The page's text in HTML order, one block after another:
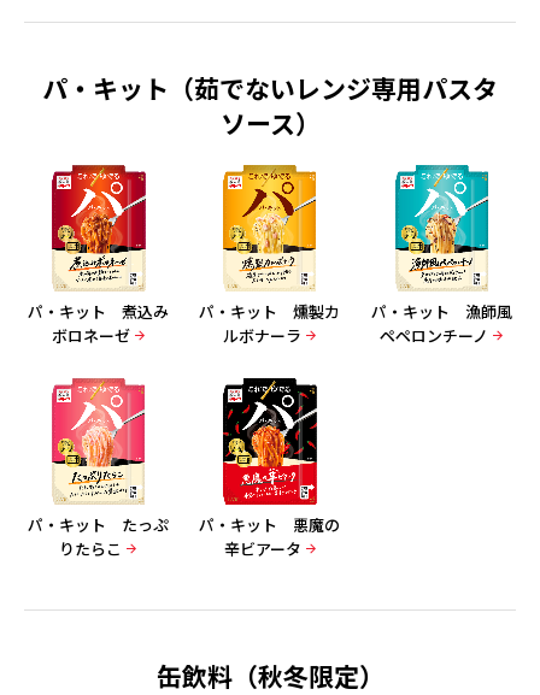
パ・キット（茹でないレンジ専用パスタ
ソース）
パ・キット 煮込み
ボロネーゼ
パ・キット 燻製カ
ルボナーラ
パ・キット 漁師風
ペペロンチーノ
パ・キット たっぷ
りたらこ
パ・キット 悪魔の
辛ビアータ
缶飲料（秋冬限定）